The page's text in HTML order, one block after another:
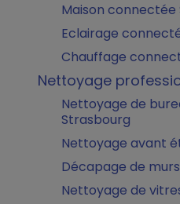
Maison
Eclairage
Chauffage
Nettoyage
Nettoyage de
Strasbourg
Nettoyage avant
Décapage de
Nettoyage de